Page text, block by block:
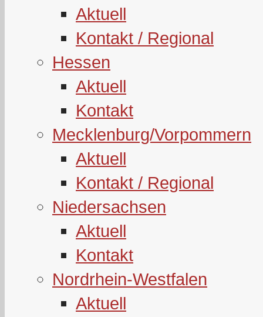
Aktuell
Kontakt / Regional
Hessen
Aktuell
Kontakt
Mecklenburg/Vorpommern
Aktuell
Kontakt / Regional
Niedersachsen
Aktuell
Kontakt
Nordrhein-Westfalen
Aktuell